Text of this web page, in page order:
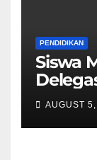
PENDIDIKAN
Siswa
diAUGUST